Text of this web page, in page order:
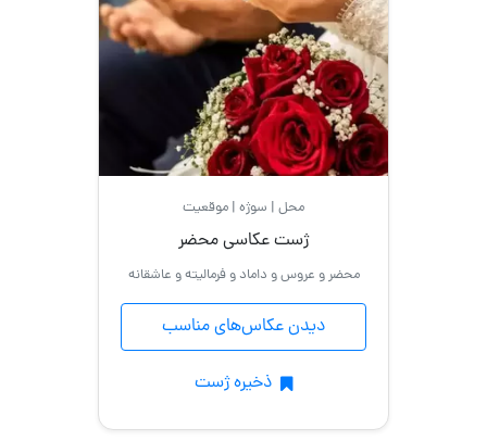
محل | سوژه | موقعیت
ژست عکاسی محضر
محضر و عروس و داماد و فرمالیته و عاشقانه
دیدن عکاس‌های مناسب
ذخیره ژست